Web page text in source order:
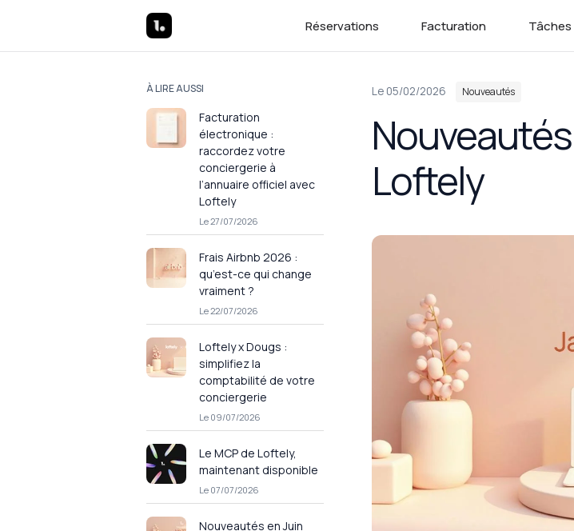
Réservations Facturation Tâches
Loftely
Le 05/02/2026 Dans
Nouveautés
À LIRE AUSSI
Facturation
électronique :
raccordez votre
conciergerie à
l’annuaire officiel avec
Loftely
Le 27/07/2026
Frais Airbnb 2026 :
qu’est-ce qui change
vraiment ?
Le 22/07/2026
Loftely x Dougs :
simplifiez la
comptabilité de votre
conciergerie
Le 09/07/2026
Le MCP de Loftely,
maintenant disponible
Le 07/07/2026
Nouveautés en Juin